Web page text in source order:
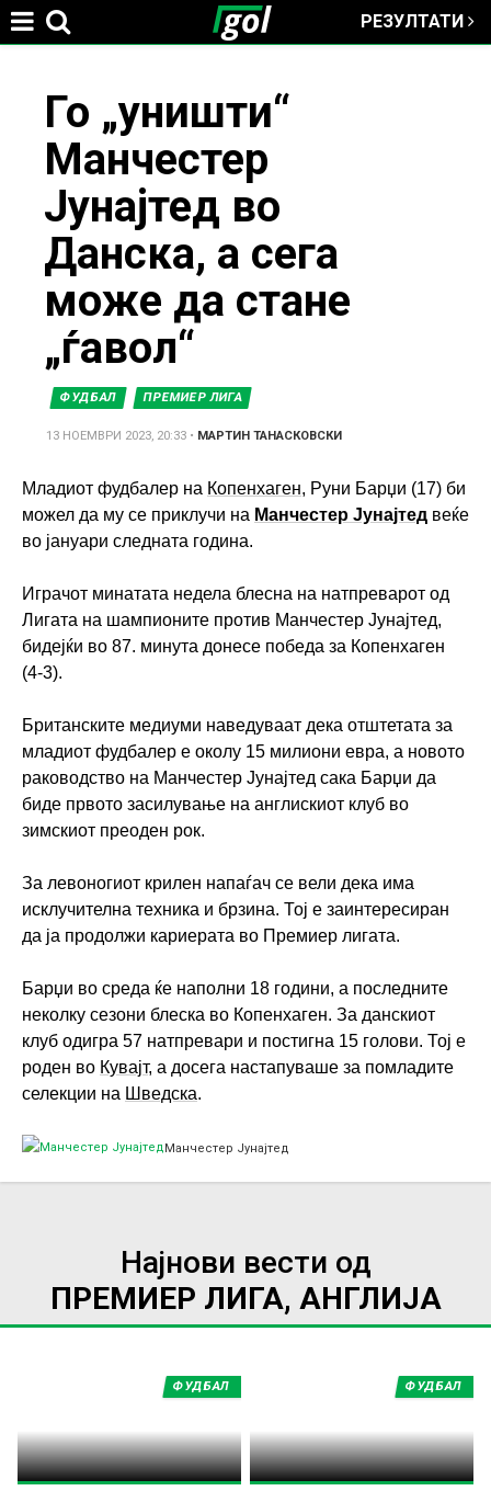
РЕЗУЛТАТИ
Го „уништи“
Манчестер
Јунајтед во
Данска, а сега
може да стане
„ѓавол“
ФУДБАЛ ПРЕМИЕР ЛИГА
13 НОЕМВРИ 2023, 20:33 • МАРТИН ТАНАСКОВСКИ
Младиот фудбалер на Копенхаген, Руни Барџи (17) би
можел да му се приклучи на Манчестер Јунајтед веќе
во јануари следната година.
Играчот минатата недела блесна на натпреварот од
Лигата на шампионите против Манчестер Јунајтед,
бидејќи во 87. минута донесе победа за Копенхаген
(4-3).
Британските медиуми наведуваат дека отштетата за
младиот фудбалер е околу 15 милиони евра, а новото
раководство на Манчестер Јунајтед сака Барџи да
биде првото засилување на англискиот клуб во
зимскиот преоден рок.
За левоногиот крилен напаѓач се вели дека има
исклучителна техника и брзина. Тој е заинтересиран
да ја продолжи кариерата во Премиер лигата.
Барџи во среда ќе наполни 18 години, а последните
неколку сезони блеска во Копенхаген. За данскиот
клуб одигра 57 натпревари и постигна 15 голови. Тој е
роден во Кувајт, а досега настапуваше за помладите
селекции на Шведска.
Манчестер Јунајтед
Најнови вести од
ПРЕМИЕР ЛИГА, АНГЛИЈА
ФУДБАЛ ФУДБАЛ